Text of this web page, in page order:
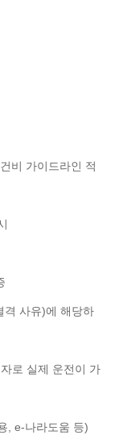
비 가이드라인 적
사유)에 해당하
로 실제 운전이 가
, e-나라도움 등)